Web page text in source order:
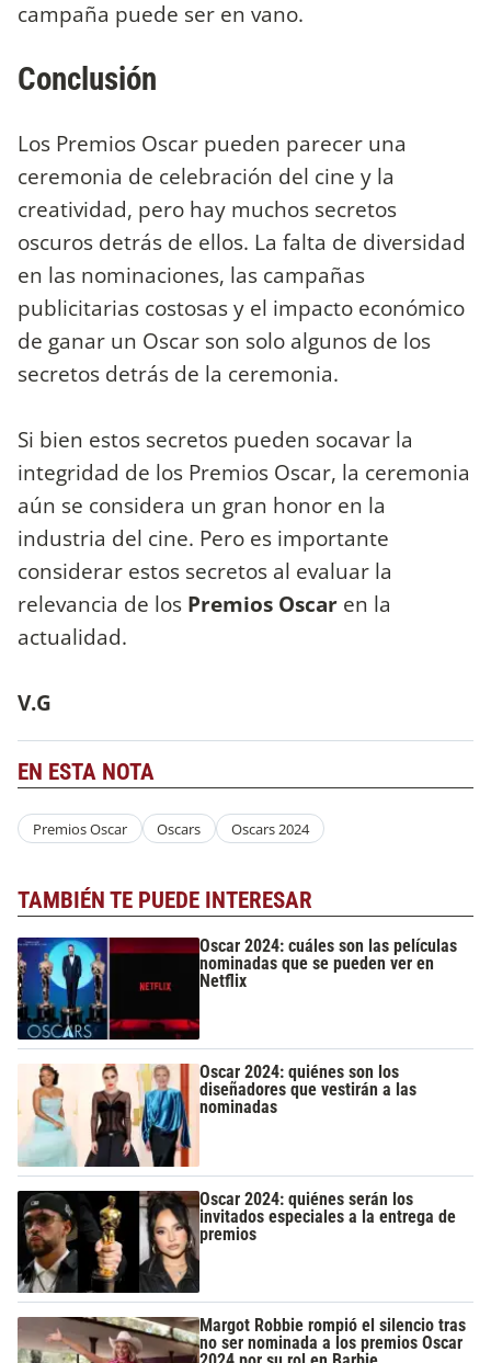
campaña puede ser en vano.
Conclusión
Los Premios Oscar pueden parecer una
ceremonia de celebración del cine y la
creatividad, pero hay muchos secretos
oscuros detrás de ellos. La falta de diversidad
en las nominaciones, las campañas
publicitarias costosas y el impacto económico
de ganar un Oscar son solo algunos de los
secretos detrás de la ceremonia.
Si bien estos secretos pueden socavar la
integridad de los Premios Oscar, la ceremonia
aún se considera un gran honor en la
industria del cine. Pero es importante
considerar estos secretos al evaluar la
relevancia de los Premios Oscar en la
actualidad.
V.G
EN ESTA NOTA
Premios Oscar Oscars Oscars 2024
TAMBIÉN TE PUEDE INTERESAR
Oscar 2024: cuáles son las películas
nominadas que se pueden ver en
Netflix
Oscar 2024: quiénes son los
diseñadores que vestirán a las
nominadas
Oscar 2024: quiénes serán los
invitados especiales a la entrega de
premios
Margot Robbie rompió el silencio tras
no ser nominada a los premios Oscar